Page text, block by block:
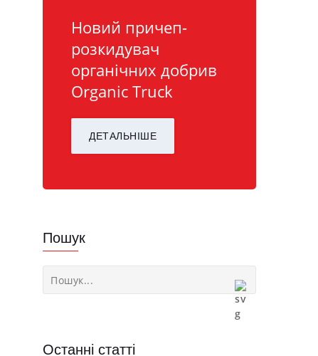
Новий причеп-
розкидувач
органічних добрив
Organic Truck
ДЕТАЛЬНІШЕ
Пошук
Останні статті